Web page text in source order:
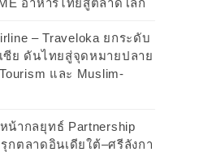
อาหารไทยสู่ตลาดโลก
– Traveloka ยกระดับ
ซีย ดันไทยสู่จุดหมายปลาย
และ Muslim-
น้ากลยุทธ์ Partnership
กตลาดอินเดียใต้–ศรีลังกา